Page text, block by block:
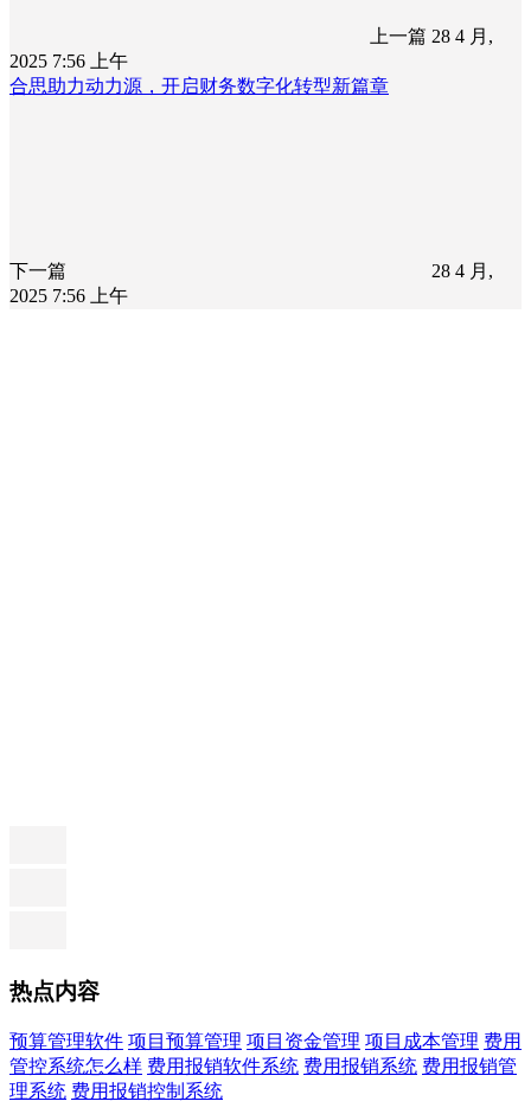
上一篇 28 4 月,
2025 7:56 上午
合思助力动力源，开启财务数字化转型新篇章
下一篇
28 4 月,
2025 7:56 上午
热点内容
预算管理软件 项目预算管理 项目资金管理 项目成本管理 费用
管控系统怎么样 费用报销软件系统 费用报销系统 费用报销管
理系统 费用报销控制系统